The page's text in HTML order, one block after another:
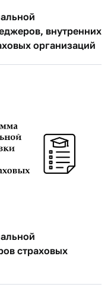
внутренних
организаций
страховых